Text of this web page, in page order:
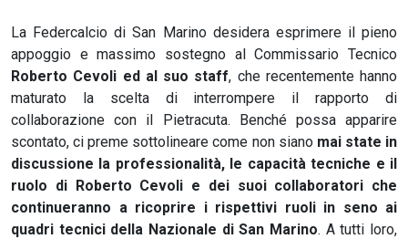
La Federcalcio di San Marino desidera esprimere il pieno
appoggio e massimo sostegno al Commissario Tecnico
Roberto Cevoli ed al suo staff, che recentemente hanno
maturato la scelta di interrompere il rapporto di
collaborazione con il Pietracuta. Benché possa apparire
scontato, ci preme sottolineare come non siano mai state in
discussione la professionalità, le capacità tecniche e il
ruolo di Roberto Cevoli e dei suoi collaboratori che
continueranno a ricoprire i rispettivi ruoli in seno ai
quadri tecnici della Nazionale di San Marino. A tutti loro,